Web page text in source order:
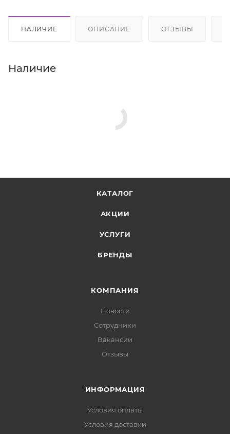
НАЛИЧИЕ ОПИСАНИЕ ОТЗЫВЫ
Наличие
КАТАЛОГ
АКЦИИ
УСЛУГИ
БРЕНДЫ
КОМПАНИЯ
Новости
Сотрудники
Вакансии
Отзывы
ИНФОРМАЦИЯ
Условия оплаты
Условия доставки